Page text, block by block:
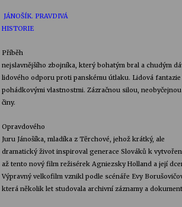
šedesátka: 28. 7.–1. 8. 2026
28. 7. 2026
Letní koncerty ve Stromovce: Kolchoz a
Jenakaši
28. 7. 2026
23. 7. 2026
Letní koncerty ve Stromovce: Rufus Miller
22. 7. 2026
JÁNOŠÍK. PRAVDIVÁ
HISTORIE
Příběh
nejslavnějšího zbojníka, který bohatým bral a chudým
lidového odporu proti panskému útlaku. Lidová
pohádkovými vlastnostmi. Zázračnou silou,
činy.
Opravdového
Juru Jánošíka, mladíka z Těrchové, jehož krátký, ale
dramatický život inspiroval generace Slováků k
až tento nový film režisérek Agniezsky Hollanda její
Výpravný velkofilm vznikl podle scénáře Evy
která několik let studovala archivní záznamy a